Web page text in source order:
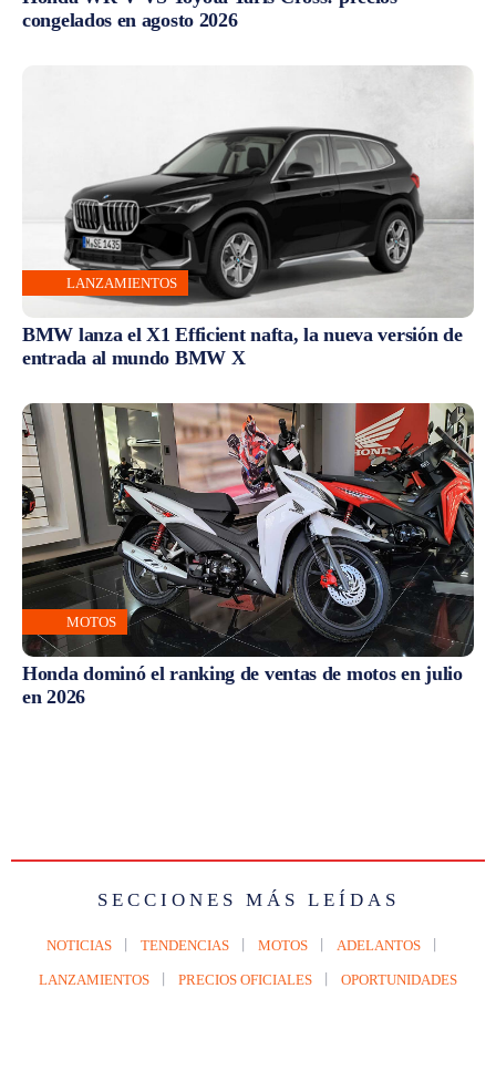
congelados en agosto 2026
LANZAMIENTOS
BMW lanza el X1 Efficient nafta, la nueva versión de
entrada al mundo BMW X
MOTOS
Honda dominó el ranking de ventas de motos en julio
en 2026
SECCIONES MÁS LEÍDAS
NOTICIAS TENDENCIAS MOTOS ADELANTOS
LANZAMIENTOS PRECIOS OFICIALES OPORTUNIDADES